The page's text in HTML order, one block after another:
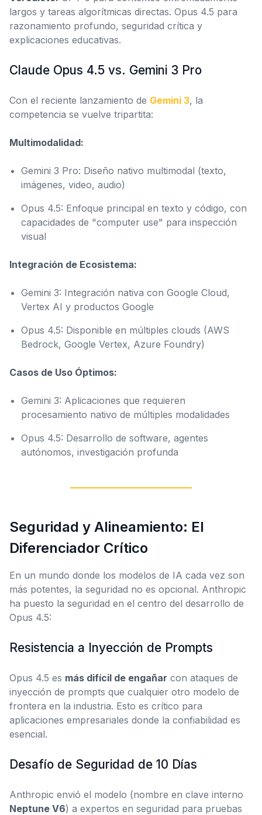
largos y tareas algorítmicas directas. Opus 4.5 para
razonamiento profundo, seguridad crítica y
explicaciones educativas.
Claude Opus 4.5 vs. Gemini 3 Pro
Con el reciente lanzamiento de Gemini 3, la
competencia se vuelve tripartita:
Multimodalidad:
Gemini 3 Pro: Diseño nativo multimodal (texto,
imágenes, video, audio)
Opus 4.5: Enfoque principal en texto y código, con
capacidades de "computer use" para inspección
visual
Integración de Ecosistema:
Gemini 3: Integración nativa con Google Cloud,
Vertex AI y productos Google
Opus 4.5: Disponible en múltiples clouds (AWS
Bedrock, Google Vertex, Azure Foundry)
Casos de Uso Óptimos:
Gemini 3: Aplicaciones que requieren
procesamiento nativo de múltiples modalidades
Opus 4.5: Desarrollo de software, agentes
autónomos, investigación profunda
Seguridad y Alineamiento: El
Diferenciador Crítico
En un mundo donde los modelos de IA cada vez son
más potentes, la seguridad no es opcional. Anthropic
ha puesto la seguridad en el centro del desarrollo de
Opus 4.5:
Resistencia a Inyección de Prompts
Opus 4.5 es más difícil de engañar con ataques de
inyección de prompts que cualquier otro modelo de
frontera en la industria. Esto es crítico para
aplicaciones empresariales donde la confiabilidad es
esencial.
Desafío de Seguridad de 10 Días
Anthropic envió el modelo (nombre en clave interno
Neptune V6) a expertos en seguridad para pruebas